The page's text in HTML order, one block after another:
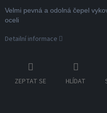
Velmi pevná a odolná čepel
oceli
Detailní informace
ZEPTAT SE HLÍDAT